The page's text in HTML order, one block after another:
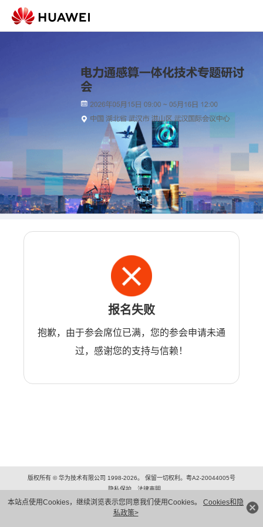
本站点使用Cookies，继续浏览表示您同意我们使用Cookies。 Cookies和隐
私政策>
报名失败
抱歉，由于参会席位已满，您的参会申请未通
过，感谢您的支持与信赖！
版权所有 © 华为技术有限公司 1998-2026。 保留一切权利。粤A2-20044005号
隐私保护
法律声明